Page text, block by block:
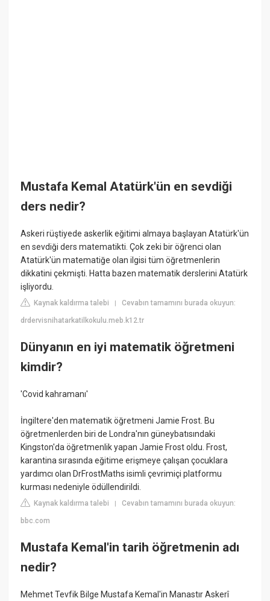
Mustafa Kemal Atatürk'ün en sevdiği
ders nedir?
Askeri rüştiyede askerlik eğitimi almaya başlayan Atatürk'ün
en sevdiği ders matematikti. Çok zeki bir öğrenci olan
Atatürk'ün matematiğe olan ilgisi tüm öğretmenlerin
dikkatini çekmişti. Hatta bazen matematik derslerini Atatürk
işliyordu.
Kaynak kaldırma talebi |Cevabın tamamını burada okuyun:
drdervisnihatarkatilkokulu.meb.k12.tr
Dünyanın en iyi matematik öğretmeni
kimdir?
'Covid kahramanı'
İngiltere'den matematik öğretmeni Jamie Frost. Bu
öğretmenlerden biri de Londra'nın güneybatısındaki
Kingston'da öğretmenlik yapan Jamie Frost oldu. Frost,
karantina sırasında eğitime erişmeye çalışan çocuklara
yardımcı olan DrFrostMaths isimli çevrimiçi platformu
kurması nedeniyle ödüllendirildi.
Kaynak kaldırma talebi |Cevabın tamamını burada okuyun:
bbc.com
Mustafa Kemal'in tarih öğretmenin adı
nedir?
Mehmet Tevfik Bilge Mustafa Kemal'in Manastır Askerî